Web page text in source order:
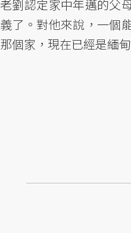
老劉認定家中年邁的父
義了。對他來說，一個
那個家，現在已經是緬